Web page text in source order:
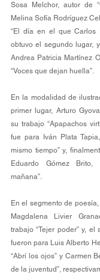
Sosa Melchor, autor de
Melina Sofía Rodríguez
“El día en el que Carlos
obtuvo el segundo lugar,
Andrea Patricia Martínez
“Voces que dejan huella”.
En la modalidad de
primer lugar, Arturo
su trabajo “Apapachos
fue para Iván Plata
mismo tiempo” y,
Eduardo Gómez
mañana”.
En el segmento de
Magdalena Livier
trabajo “Tejer poder” y,
fueron para Luis Alberto
“Abrí los ojos” y Carmen
de la juventud”,